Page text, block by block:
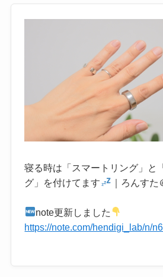
寝る時は「スマートリング」と
グ」を付けてます
｜ろんす
note更新しました
https://note.com/hendigi_lab/n/